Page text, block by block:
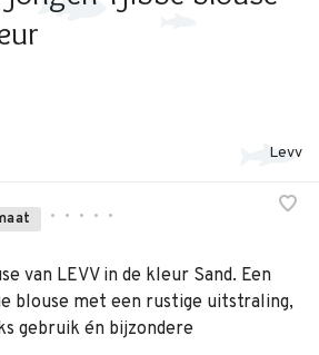
Levv
• • • • •
van LEVV in de kleur Sand. Een
blouse met een rustige uitstraling,
gebruik én bijzondere